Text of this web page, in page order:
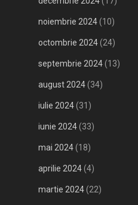
noiembrie 2024(10)
octombrie 2024(24)
septembrie 2024(13)
august 2024(34)
iulie 2024(31)
iunie 2024(33)
mai 2024(18)
aprilie 2024(4)
martie 2024(22)